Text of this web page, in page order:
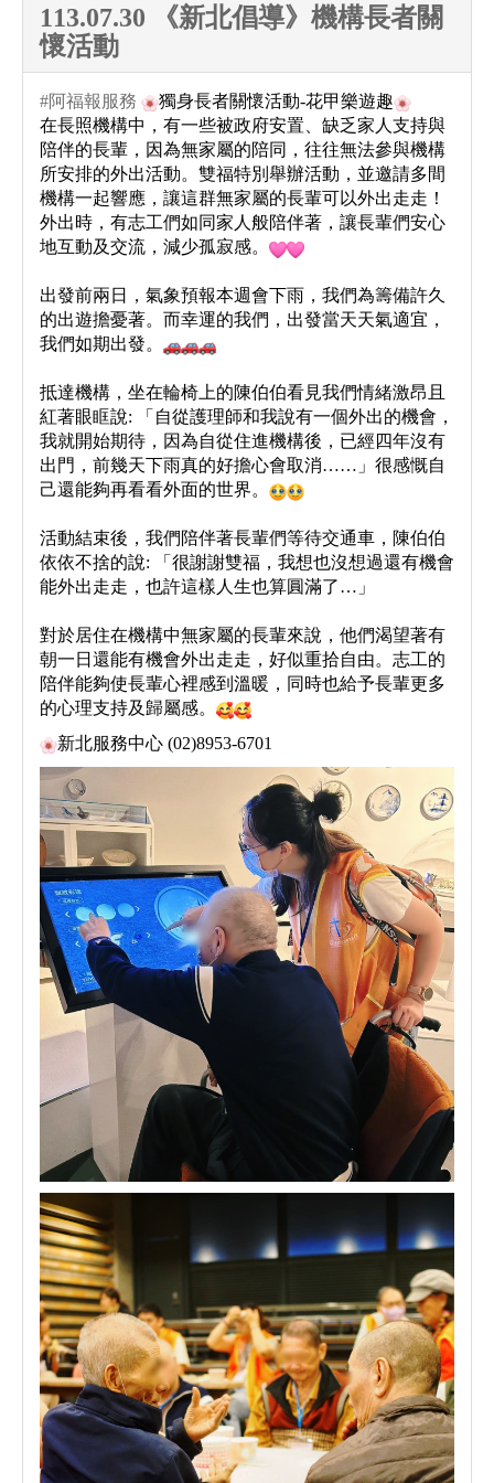
113.07.30 《新北倡導》機構長者關
懷活動
#阿福報服務
獨身長者關懷活動-花甲樂遊趣
在長照機構中，有一些被政府安置、缺乏家人支持與
陪伴的長輩，因為無家屬的陪同，往往無法參與機構
所安排的外出活動。雙福特別舉辦活動，並邀請多間
機構一起響應，讓這群無家屬的長輩可以外出走走！
外出時，有志工們如同家人般陪伴著，讓長輩們安心
地互動及交流，減少孤寂感。
出發前兩日，氣象預報本週會下雨，我們為籌備許久
的出遊擔憂著。而幸運的我們，出發當天天氣適宜，
我們如期出發。
抵達機構，坐在輪椅上的陳伯伯看見我們情緒激昂且
紅著眼眶說: 「自從護理師和我說有一個外出的機會，
我就開始期待，因為自從住進機構後，已經四年沒有
出門，前幾天下雨真的好擔心會取消……」很感慨自
己還能夠再看看外面的世界。
活動結束後，我們陪伴著長輩們等待交通車，陳伯伯
依依不捨的說: 「很謝謝雙福，我想也沒想過還有機會
能外出走走，也許這樣人生也算圓滿了…」
對於居住在機構中無家屬的長輩來說，他們渴望著有
朝一日還能有機會外出走走，好似重拾自由。志工的
陪伴能夠使長輩心裡感到溫暖，同時也給予長輩更多
的心理支持及歸屬感。
新北服務中心 (02)8953-6701